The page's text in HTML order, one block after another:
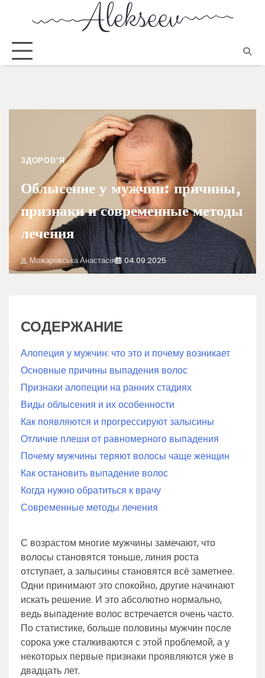
ЗДОРОВ'Я
Облысение у мужчин: причины,
признаки и современные методы
лечения
Можаровська Анастасія 04.09.2025
СОДЕРЖАНИЕ
Алопеция у мужчин: что это и почему возникает
Основные причины выпадения волос
Признаки алопеции на ранних стадиях
Виды облысения и их особенности
Как появляются и прогрессируют залысины
Отличие плеши от равномерного выпадения
Почему мужчины теряют волосы чаще женщин
Как остановить выпадение волос
Когда нужно обратиться к врачу
Современные методы лечения
С возрастом многие мужчины замечают, что
волосы становятся тоньше, линия роста
отступает, а залысины становятся всё заметнее.
Одни принимают это спокойно, другие начинают
искать решение. И это абсолютно нормально,
ведь выпадение волос встречается очень часто.
По статистике, больше половины мужчин после
сорока уже сталкиваются с этой проблемой, а у
некоторых первые признаки проявляются уже в
двадцать лет.